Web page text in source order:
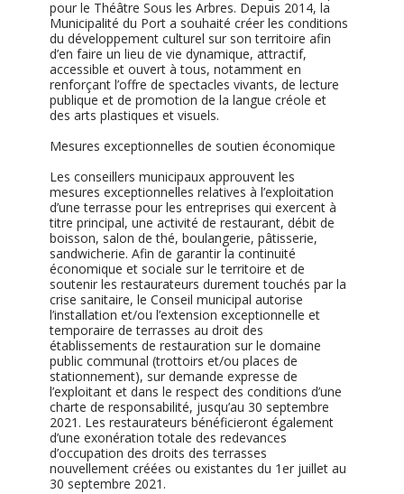
pour le Théâtre Sous les Arbres. Depuis 2014, la
Municipalité du Port a souhaité créer les conditions
du développement culturel sur son territoire afin
d’en faire un lieu de vie dynamique, attractif,
accessible et ouvert à tous, notamment en
renforçant l’offre de spectacles vivants, de lecture
publique et de promotion de la langue créole et
des arts plastiques et visuels.
Mesures exceptionnelles de soutien économique
Les conseillers municipaux approuvent les
mesures exceptionnelles relatives à l’exploitation
d’une terrasse pour les entreprises qui exercent à
titre principal, une activité de restaurant, débit de
boisson, salon de thé, boulangerie, pâtisserie,
sandwicherie. Afin de garantir la continuité
économique et sociale sur le territoire et de
soutenir les restaurateurs durement touchés par la
crise sanitaire, le Conseil municipal autorise
l’installation et/ou l’extension exceptionnelle et
temporaire de terrasses au droit des
établissements de restauration sur le domaine
public communal (trottoirs et/ou places de
stationnement), sur demande expresse de
l’exploitant et dans le respect des conditions d’une
charte de responsabilité, jusqu’au 30 septembre
2021. Les restaurateurs bénéficieront également
d’une exonération totale des redevances
d’occupation des droits des terrasses
nouvellement créées ou existantes du 1er juillet au
30 septembre 2021.